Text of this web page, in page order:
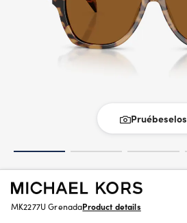
Pruébeselos
MK2277U GrenadaProduct details